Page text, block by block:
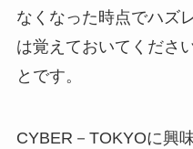
なくなった時点でハズ
は覚えておいてくださ
とです。
CYBER－TOKYOに興